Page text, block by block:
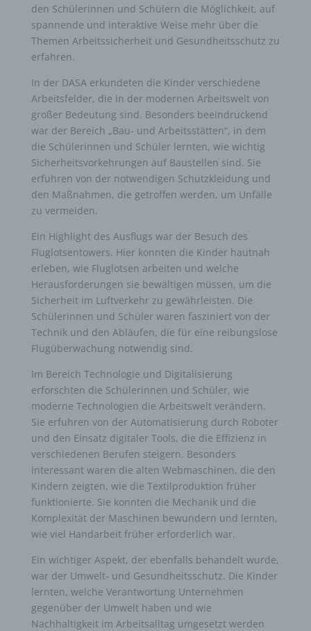
den Schülerinnen und Schülern die Möglichkeit, auf
spannende und interaktive Weise mehr über die
Themen Arbeitssicherheit und Gesundheitsschutz zu
erfahren.
In der DASA erkundeten die Kinder verschiedene
Arbeitsfelder, die in der modernen Arbeitswelt von
großer Bedeutung sind. Besonders beeindruckend
war der Bereich „Bau- und Arbeitsstätten“, in dem
die Schülerinnen und Schüler lernten, wie wichtig
Sicherheitsvorkehrungen auf Baustellen sind. Sie
erfuhren von der notwendigen Schutzkleidung und
den Maßnahmen, die getroffen werden, um Unfälle
zu vermeiden.
Ein Highlight des Ausflugs war der Besuch des
Fluglotsentowers. Hier konnten die Kinder hautnah
erleben, wie Fluglotsen arbeiten und welche
Herausforderungen sie bewältigen müssen, um die
Sicherheit im Luftverkehr zu gewährleisten. Die
Schülerinnen und Schüler waren fasziniert von der
Technik und den Abläufen, die für eine reibungslose
Flugüberwachung notwendig sind.
Im Bereich Technologie und Digitalisierung
erforschten die Schülerinnen und Schüler, wie
moderne Technologien die Arbeitswelt verändern.
Sie erfuhren von der Automatisierung durch Roboter
und den Einsatz digitaler Tools, die die Effizienz in
verschiedenen Berufen steigern. Besonders
interessant waren die alten Webmaschinen, die den
Kindern zeigten, wie die Textilproduktion früher
funktionierte. Sie konnten die Mechanik und die
Komplexität der Maschinen bewundern und lernten,
wie viel Handarbeit früher erforderlich war.
Ein wichtiger Aspekt, der ebenfalls behandelt wurde,
war der Umwelt- und Gesundheitsschutz. Die Kinder
lernten, welche Verantwortung Unternehmen
gegenüber der Umwelt haben und wie
Nachhaltigkeit im Arbeitsalltag umgesetzt werden